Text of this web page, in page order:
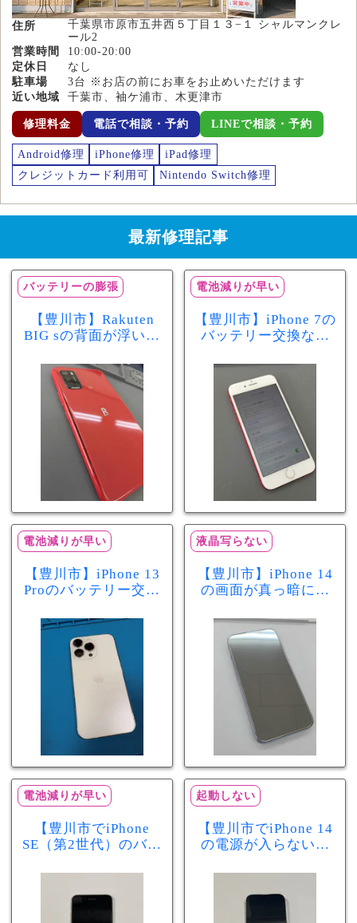
住所
千葉県市原市五井西５丁目１３−１ シャルマンクレ
ール2
営業時間
10:00-20:00
定休日
なし
駐車場
3台 ※お店の前にお車をお止めいただけます
近い地域
千葉市、袖ケ浦市、木更津市
修理料金 電話で相談・予約 LINEで相談・予約
Android修理 iPhone修理
iPad修理
クレジットカード利用可
Nintendo Switch修理
最新修理記事
バッテリーの膨張
【豊川市】Rakuten
BIG sの背面が浮いて
リー膨張のサインか
もしれません！バッ
テリー交換修理事例
電池減りが早い
【豊川市】iPhone 7の
バッテリー交換なら
最大容量70％で電池
の減りが早い症状も
当日60分で改善
電池減りが早い
【豊川市】iPhone 13
Proのバッテリー交換
が早い症状も当日90
分で改善
液晶写らない
【豊川市】iPhone 14
の画面が真っ暗に…
修理！データそのま
まで復旧しました
電池減りが早い
【豊川市でiPhone
SE（第2世代）のバッ
スマ豊川店】電池の
減りが早い症状も当
起動しない
【豊川市でiPhone 14
の電源が入らない修
店】バッテリー交換
で復旧するケースも
あります！